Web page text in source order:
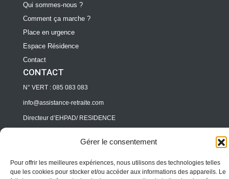
Gérer le consentement
Pour offrir les meilleures expériences, nous utilisons des technologies telles
que les cookies pour stocker et/ou accéder aux informations des appareils. Le
Qui sommes-nous ?
Comment ça marche ?
Place en urgence
Espace Résidence
Contact
CONTACT
N° VERT : 085 083 083
info@assistance-retraite.com
Directeur d’EHPAD/ RESIDENCE
pro@assitance-retraite.com